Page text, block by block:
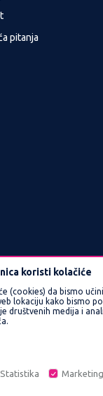
pitanja
proizvoda, prikazu
koristi kolačiće
(cookies) da bismo
lokaciju kako bismo
društvenih medija i
Statistika Marketing